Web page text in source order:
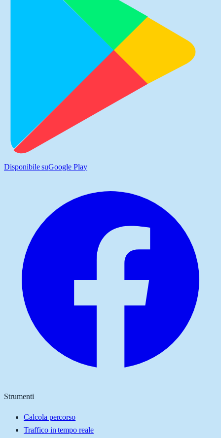
Disponibile suGoogle Play
Strumenti
Calcola percorso
Traffico in tempo reale